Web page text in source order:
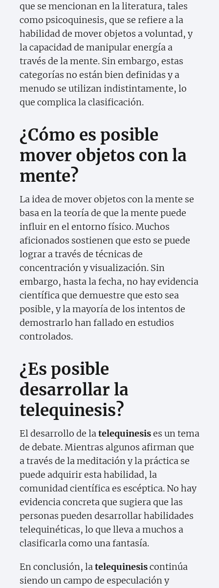
que se mencionan en la literatura, tales
como psicoquinesis, que se refiere a la
habilidad de mover objetos a voluntad, y
la capacidad de manipular energía a
través de la mente. Sin embargo, estas
categorías no están bien definidas y a
menudo se utilizan indistintamente, lo
que complica la clasificación.
¿Cómo es posible
mover objetos con la
mente?
La idea de mover objetos con la mente se
basa en la teoría de que la mente puede
influir en el entorno físico. Muchos
aficionados sostienen que esto se puede
lograr a través de técnicas de
concentración y visualización. Sin
embargo, hasta la fecha, no hay evidencia
científica que demuestre que esto sea
posible, y la mayoría de los intentos de
demostrarlo han fallado en estudios
controlados.
¿Es posible
desarrollar la
telequinesis?
El desarrollo de latelequinesises un tema
de debate. Mientras algunos afirman que
a través de la meditación y la práctica se
puede adquirir esta habilidad, la
comunidad científica es escéptica. No hay
evidencia concreta que sugiera que las
personas pueden desarrollar habilidades
telequinéticas, lo que lleva a muchos a
clasificarla como una fantasía.
En conclusión, latelequinesiscontinúa
siendo un campo de especulación y